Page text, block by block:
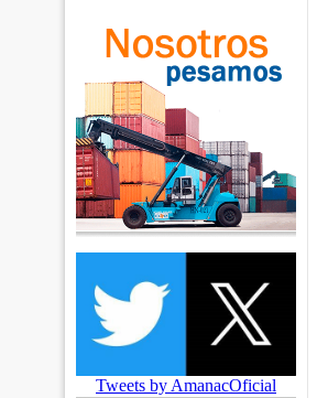
Tweets by AmanacOficial